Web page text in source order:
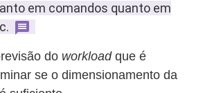
em comandos quanto em
do workload que é
se o dimensionamento da